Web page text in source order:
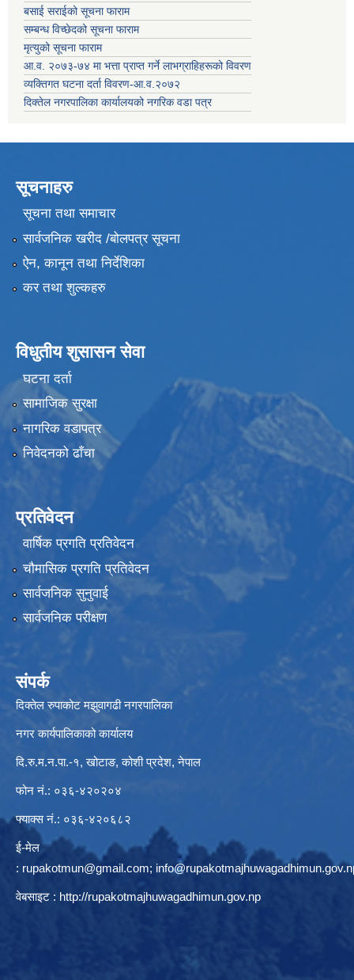
बसाई सराईको सूचना फाराम
सम्बन्ध विच्छेदको सूचना फाराम
मृत्युको सूचना फाराम
आ.व. २०७३-७४ मा भत्ता प्राप्त गर्ने लाभग्राहिहरूको विवरण
व्यक्तिगत घटना दर्ता विवरण-आ.व.२०७२
दिक्तेल नगरपालिका कार्यालयको नगरिक वडा पत्र
सूचनाहरु
सूचना तथा समाचार
सार्वजनिक खरीद /बोलपत्र सूचना
ऐन, कानून तथा निर्देशिका
कर तथा शुल्कहरु
विधुतीय शुसासन सेवा
घटना दर्ता
सामाजिक सुरक्षा
नागरिक वडापत्र
निवेदनको ढाँचा
प्रतिवेदन
वार्षिक प्रगति प्रतिवेदन
चौमासिक प्रगति प्रतिवेदन
सार्वजनिक सुनुवाई
सार्वजनिक परीक्षण
संपर्क
दिक्तेल रुपाकोट मझुवागढी नगरपालिका
नगर कार्यपालिकाको कार्यालय
दि.रु.म.न.पा.-१, खोटाङ, कोशी प्रदेश, नेपाल
फोन नं.: ०३६-४२०२०४
फ्याक्स नं.: ०३६-४२०६८२
ई-मेल
: rupakotmun@gmail.com;
वेबसाइट : http://rupakotmajhuwagadhimun.gov.np